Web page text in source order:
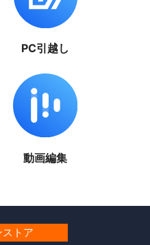
PC引越し
動画編集
トア